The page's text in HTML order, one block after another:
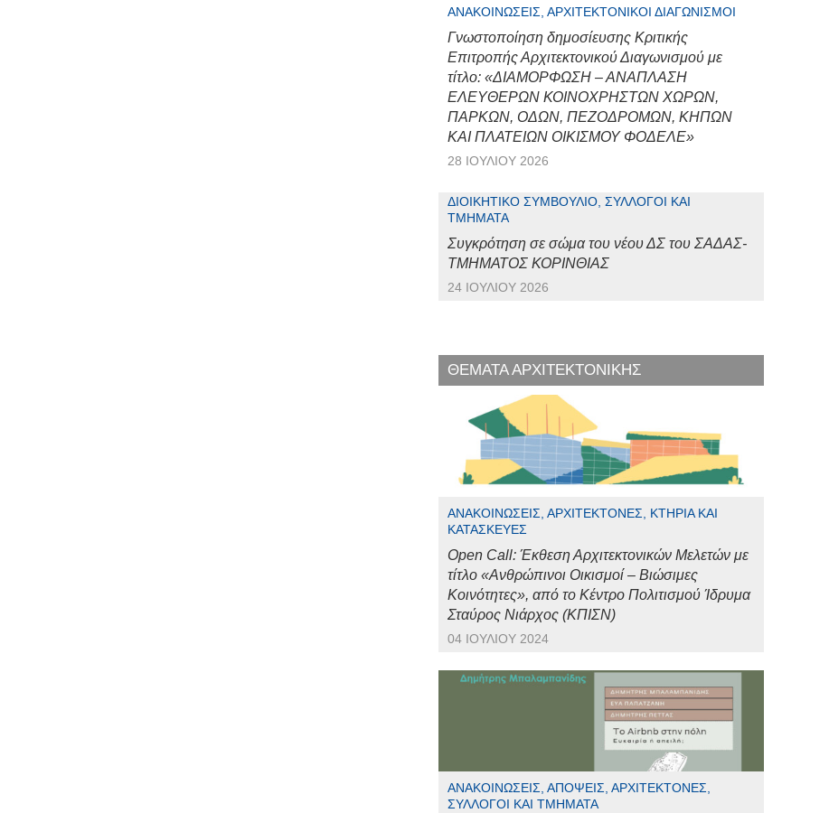
ΑΝΑΚΟΙΝΏΣΕΙΣ, ΑΡΧΙΤΕΚΤΟΝΙΚΟΊ ΔΙΑΓΩΝΙΣΜΟΊ
Γνωστοποίηση δημοσίευσης Κριτικής
Επιτροπής Αρχιτεκτονικού Διαγωνισμού με
τίτλο: «ΔΙΑΜΟΡΦΩΣΗ – ΑΝΑΠΛΑΣΗ
ΕΛΕΥΘΕΡΩΝ ΚΟΙΝΟΧΡΗΣΤΩΝ ΧΩΡΩΝ,
ΠΑΡΚΩΝ, ΟΔΩΝ, ΠΕΖΟΔΡΟΜΩΝ, ΚΗΠΩΝ
ΚΑΙ ΠΛΑΤΕΙΩΝ ΟΙΚΙΣΜΟΥ ΦΟΔΕΛΕ»
28 ΙΟΥΛΊΟΥ 2026
ΔΙΟΙΚΗΤΙΚΌ ΣΥΜΒΟΎΛΙΟ, ΣΎΛΛΟΓΟΙ ΚΑΙ
ΤΜΉΜΑΤΑ
Συγκρότηση σε σώμα του νέου ΔΣ του ΣΑΔΑΣ-
ΤΜΗΜΑΤΟΣ ΚΟΡΙΝΘΙΑΣ
24 ΙΟΥΛΊΟΥ 2026
ΘΕΜΑΤΑ ΑΡΧΙΤΕΚΤΟΝΙΚΗΣ
ΑΝΑΚΟΙΝΏΣΕΙΣ, ΑΡΧΙΤΈΚΤΟΝΕΣ, ΚΤΉΡΙΑ ΚΑΙ
ΚΑΤΑΣΚΕΥΈΣ
Open Call: Έκθεση Αρχιτεκτονικών Μελετών με
τίτλο «Ανθρώπινοι Οικισμοί – Βιώσιμες
Κοινότητες», από το Κέντρο Πολιτισμού Ίδρυμα
Σταύρος Νιάρχος (ΚΠΙΣΝ)
04 ΙΟΥΛΊΟΥ 2024
ΑΝΑΚΟΙΝΏΣΕΙΣ, ΑΠΌΨΕΙΣ, ΑΡΧΙΤΈΚΤΟΝΕΣ,
ΣΎΛΛΟΓΟΙ ΚΑΙ ΤΜΉΜΑΤΑ